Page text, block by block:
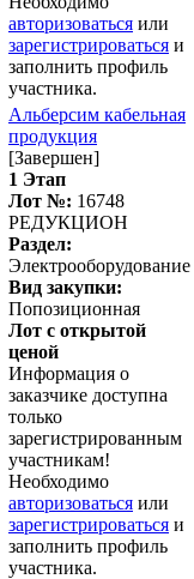
авторизоваться или
зарегистрироваться и
заполнить профиль
участника.
Альберсим кабельная
продукция
[Завершен]
1 Этап
Лот №: 16748
РЕДУКЦИОН
Раздел:
Электрооборудование
Вид закупки:
Попозиционная
Лот с открытой
ценой
Информация о
заказчике доступна
только
зарегистрированным
участникам!
Необходимо
авторизоваться или
зарегистрироваться и
заполнить профиль
участника.